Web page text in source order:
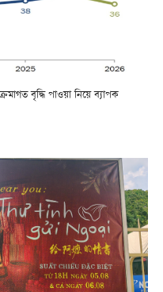
বৃদ্ধি পাওয়া নিয়ে ব্যাপক